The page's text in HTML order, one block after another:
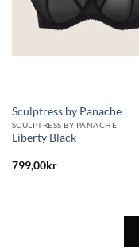
Sculptress by Panache
SCULPTRESS BY PANACHE
Liberty Black
799,00kr